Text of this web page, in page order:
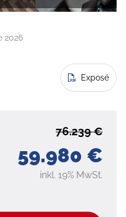
2026
Exposé
59.980 €
76.239 €
inkl. 19% MwSt.